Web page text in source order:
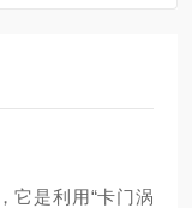
它是利用“卡门涡